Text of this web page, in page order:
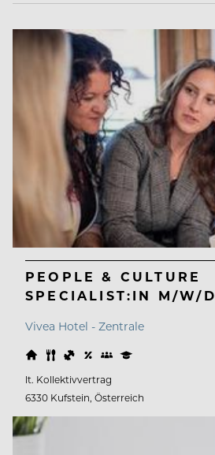
PEOPLE & CULTURE
SPECIALIST:IN M/W/D
Vivea Hotel - Zentrale
lt. Kollektivvertrag
6330 Kufstein, Österreich